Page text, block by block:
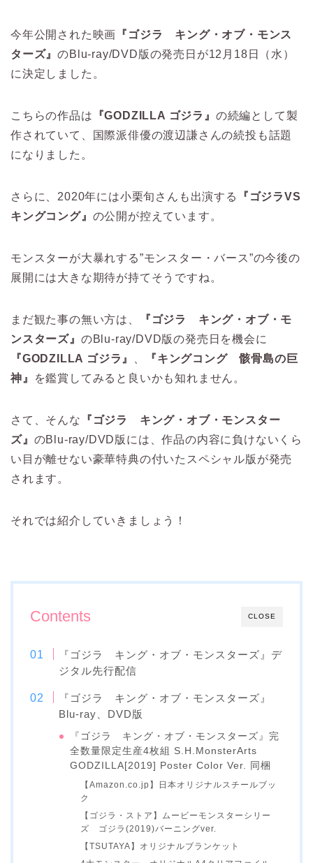
今年公開された映画
『ゴジラ キング・オブ・モンス
ターズ』のBlu-ray/DVD版の発売日が12月18日（水）
に決定しました。
こちらの作品は 『GODZILLA ゴジラ』 の続編として製
作されていて、国際派俳優の渡辺謙さんの続投も話題
になりました。
さらに、2020年には小栗旬さんも出演する
『ゴジラVS
キングコング』 の公開が控えています。
モンスターが大暴れする”モンスター・バース”の今後の
展開には大きな期待が持てそうですね。
まだ観た事の無い方は、
『ゴジラ キング・オブ・モ
ンスターズ』 のBlu-ray/DVD版の発売日を機会に
『GODZILLA ゴジラ』
、
『キングコング 骸骨島の巨
神』
を鑑賞してみると良いかも知れません。
さて、そんな
『ゴジラ キング・オブ・モンスター
ズ』 のBlu-ray/DVD版には、作品の内容に負けないくら
い目が離せない豪華特典の付いたスペシャル版が発売
されます。
それでは紹介していきましょう！
CLOSE
Contents
『ゴジラ キング・オブ・モンスターズ』デ
ジタル先行配信
『ゴジラ キング・オブ・モンスターズ』
Blu-ray、DVD版
『ゴジラ キング・オブ・モンスターズ』完
全数量限定生産4枚組 S.H.MonsterArts
GODZILLA[2019] Poster Color Ver. 同梱
【Amazon.co.jp】日本オリジナルスチールブッ
ク
【ゴジラ・ストア】ムービーモンスターシリー
ズ ゴジラ(2019)バーニングver.
【TSUTAYA】オリジナルブランケット